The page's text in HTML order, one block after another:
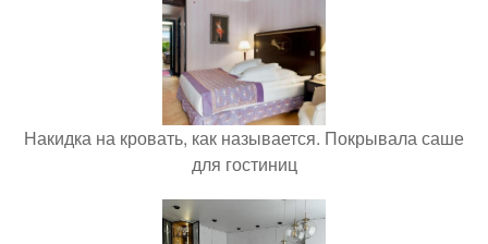
Накидка на кровать, как называется. Покрывала саше
для гостиниц